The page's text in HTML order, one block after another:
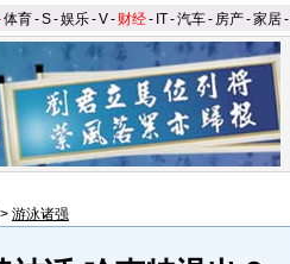
体育-S-娱乐-V- 财经- IT-汽车- 房产-家居-
> 游泳诸强